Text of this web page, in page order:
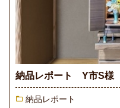
納品レポート Y市S様
納品レポート